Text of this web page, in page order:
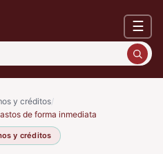
☰
y créditos/
de forma inmediata
y créditos